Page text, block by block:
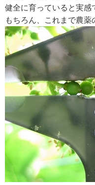
健全に育っていると実感
もちろん、これまで農薬